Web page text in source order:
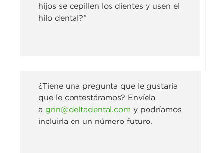
hijos se cepillen los dientes y usen el
hilo dental?”
¿Tiene una pregunta que le gustaría
que le contestáramos? Envíela
a grin@deltadental.com y podríamos
incluirla en un número futuro.